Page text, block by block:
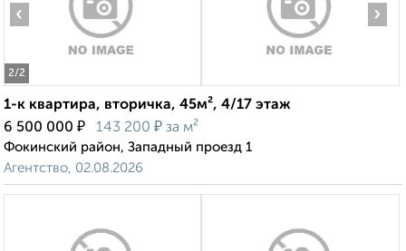
2/2
‹ ›
1-к квартира, вторичка, 45м², 4/17 этаж
6 500 000 ₽ 143 200 ₽ за м²
Фокинский район, Западный проезд 1
Агентство, 02.08.2026